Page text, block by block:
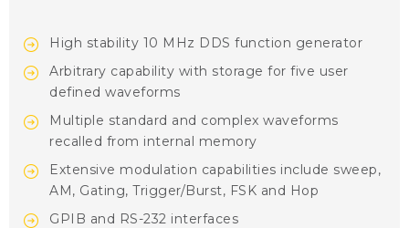
High stability 10 MHz DDS function generator
Arbitrary capability with storage for five user
defined waveforms
Multiple standard and complex waveforms
recalled from internal memory
Extensive modulation capabilities include sweep,
AM, Gating, Trigger/Burst, FSK and Hop
GPIB and RS-232 interfaces